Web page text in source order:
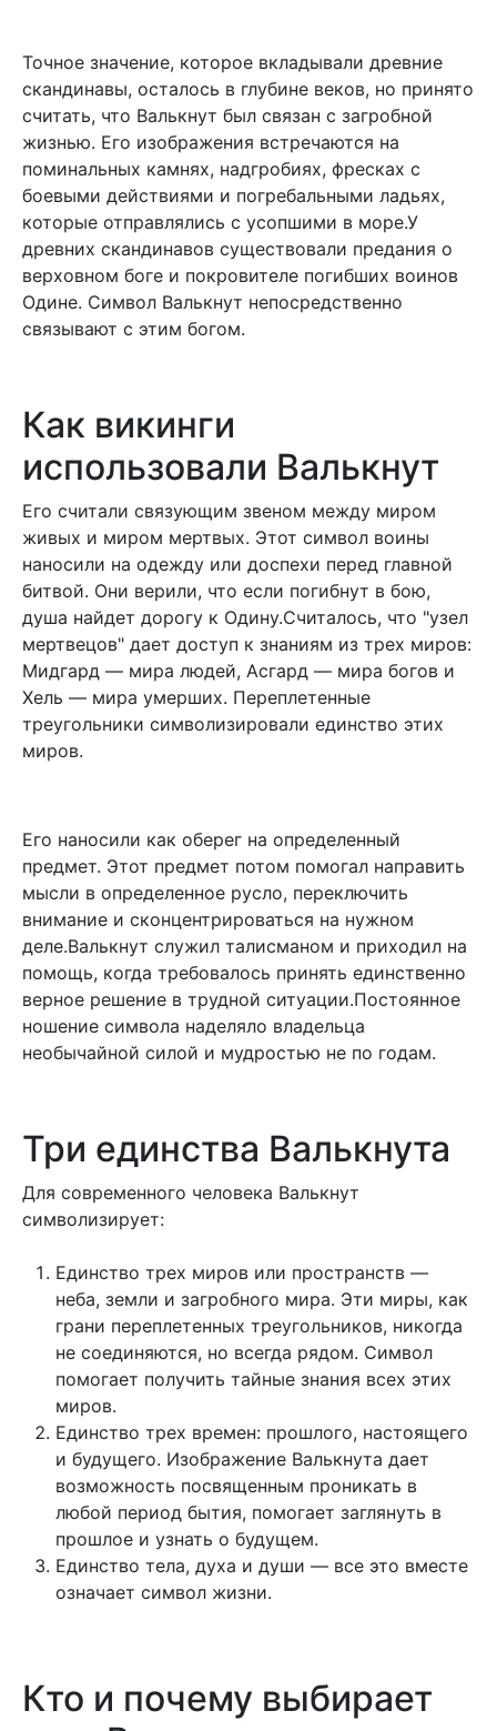
Точное значение, которое вкладывали древние
скандинавы, осталось в глубине веков, но принято
считать, что Валькнут был связан с загробной
жизнью. Его изображения встречаются на
поминальных камнях, надгробиях, фресках с
боевыми действиями и погребальными ладьях,
которые отправлялись с усопшими в море.У
древних скандинавов существовали предания о
верховном боге и покровителе погибших воинов
Одине. Символ Валькнут непосредственно
связывают с этим богом.
Как викинги
использовали Валькнут
Его считали связующим звеном между миром
живых и миром мертвых. Этот символ воины
наносили на одежду или доспехи перед главной
битвой. Они верили, что если погибнут в бою,
душа найдет дорогу к Одину.Считалось, что "узел
мертвецов" дает доступ к знаниям из трех миров:
Мидгард — мира людей, Асгард — мира богов и
Хель — мира умерших. Переплетенные
треугольники символизировали единство этих
миров.
Его наносили как оберег на определенный
предмет. Этот предмет потом помогал направить
мысли в определенное русло, переключить
внимание и сконцентрироваться на нужном
деле.Валькнут служил талисманом и приходил на
помощь, когда требовалось принять единственно
верное решение в трудной ситуации.Постоянное
ношение символа наделяло владельца
необычайной силой и мудростью не по годам.
Три единства Валькнута
Для современного человека Валькнут
символизирует:
Единство трех миров или пространств —
неба, земли и загробного мира. Эти миры, как
грани переплетенных треугольников, никогда
не соединяются, но всегда рядом. Символ
помогает получить тайные знания всех этих
миров.
Единство трех времен: прошлого, настоящего
и будущего. Изображение Валькнута дает
возможность посвященным проникать в
любой период бытия, помогает заглянуть в
прошлое и узнать о будущем.
Единство тела, духа и души — все это вместе
означает символ жизни.
Кто и почему выбирает